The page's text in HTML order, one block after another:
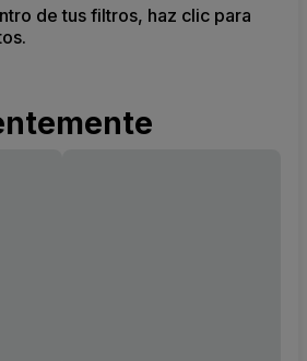
de tus filtros, haz clic para